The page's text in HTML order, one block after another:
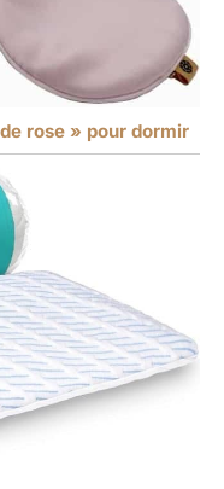
rose » pour dormir